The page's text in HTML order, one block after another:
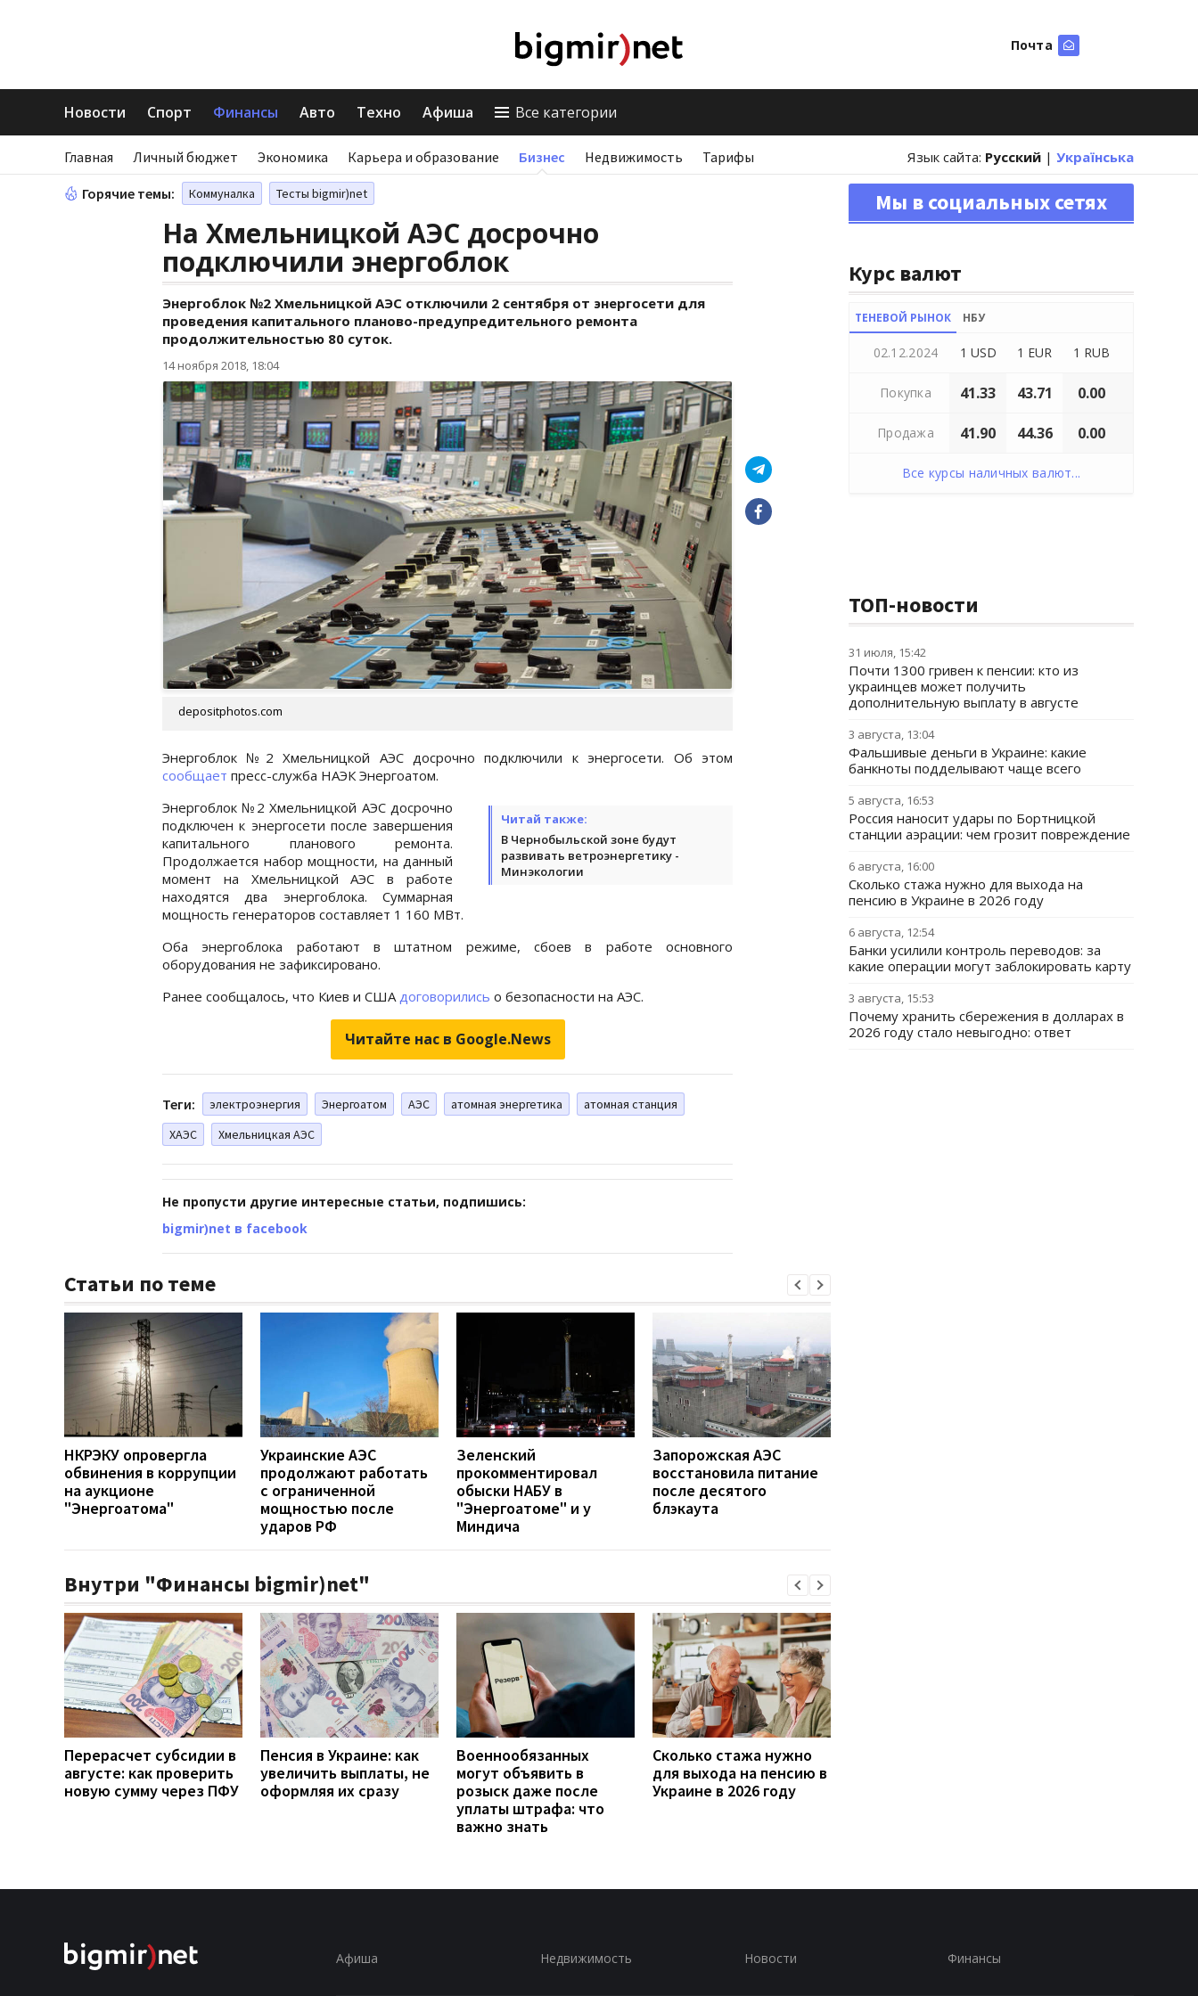
Почта
Новости Спорт Финансы Авто Техно Афиша Все категории
Главная Личный бюджет Экономика Карьера и образование Бизнес Недвижимость Тарифы Язык сайта: Русский | Українська
Горячие темы: Коммуналка Тесты bigmir)net
На Хмельницкой АЭС досрочно
подключили энергоблок
Энергоблок №2 Хмельницкой АЭС отключили 2 сентября от энергосети для
проведения капитального планово-предупредительного ремонта
продолжительностью 80 суток.
14 ноября 2018, 18:04
depositphotos.com
Энергоблок №2 Хмельницкой АЭС досрочно подключили к энергосети. Об этом
сообщает пресс-служба НАЭК Энергоатом.
Читай также:
В Чернобыльской зоне будут
развивать ветроэнергетику -
Минэкологии
Энергоблок №2 Хмельницкой АЭС досрочно
подключен к энергосети после завершения
капитального планового ремонта.
Продолжается набор мощности, на данный
момент на Хмельницкой АЭС в работе
находятся два энергоблока. Суммарная
мощность генераторов составляет 1 160 МВт.
Оба энергоблока работают в штатном режиме, сбоев в работе основного
оборудования не зафиксировано.
Ранее сообщалось, что Киев и США договорились о безопасности на АЭС.
Читайте нас в Google.News
Теги: электроэнергия Энергоатом АЭС атомная энергетика
атомная станция
ХАЭС
Хмельницкая АЭС
Не пропусти другие интересные статьи, подпишись:
bigmir)net в facebook
Статьи по теме
НКРЭКУ опровергла
обвинения в коррупции
на аукционе
"Энергоатома"
Украинские АЭС
продолжают работать
с ограниченной
мощностью после
ударов РФ
Зеленский
прокомментировал
обыски НАБУ в
"Энергоатоме" и у
Миндича
Запорожская АЭС
восстановила питание
после десятого
блэкаута
Внутри "Финансы bigmir)net"
Перерасчет субсидии в
августе: как проверить
новую сумму через ПФУ
Пенсия в Украине: как
увеличить выплаты, не
оформляя их сразу
Военнообязанных
могут объявить в
розыск даже после
уплаты штрафа: что
важно знать
Сколько стажа нужно
для выхода на пенсию в
Украине в 2026 году
Мы в социальных сетях
Курс валют
ТЕНЕВОЙ РЫНОК НБУ
02.12.2024 1 USD 1 EUR 1 RUB
Покупка 41.33 43.71 0.00
Продажа 41.90 44.36 0.00
Все курсы наличных валют...
ТОП-новости
31 июля, 15:42
Почти 1300 гривен к пенсии: кто из
украинцев может получить
дополнительную выплату в августе
3 августа, 13:04
Фальшивые деньги в Украине: какие
банкноты подделывают чаще всего
5 августа, 16:53
Россия наносит удары по Бортницкой
станции аэрации: чем грозит повреждение
6 августа, 16:00
Сколько стажа нужно для выхода на
пенсию в Украине в 2026 году
6 августа, 12:54
Банки усилили контроль переводов: за
какие операции могут заблокировать карту
3 августа, 15:53
Почему хранить сбережения в долларах в
2026 году стало невыгодно: ответ
Афиша Недвижимость Новости Финансы